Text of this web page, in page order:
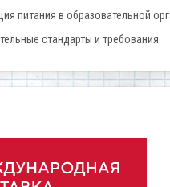
питания в образовательной
стандарты и требования